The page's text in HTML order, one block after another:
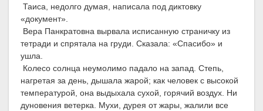
Таиса, недолго думая, написала под диктовку
«документ».
Вера Панкратовна вырвала исписанную страничку из
тетради и спрятала на груди. Сказала: «Спасибо» и
ушла.
Колесо солнца неумолимо падало на запад. Степь,
нагретая за день, дышала жарой; как человек с высокой
температурой, она выдыхала сухой, горячий воздух. Ни
дуновения ветерка. Мухи, дурея от жары, жалили все